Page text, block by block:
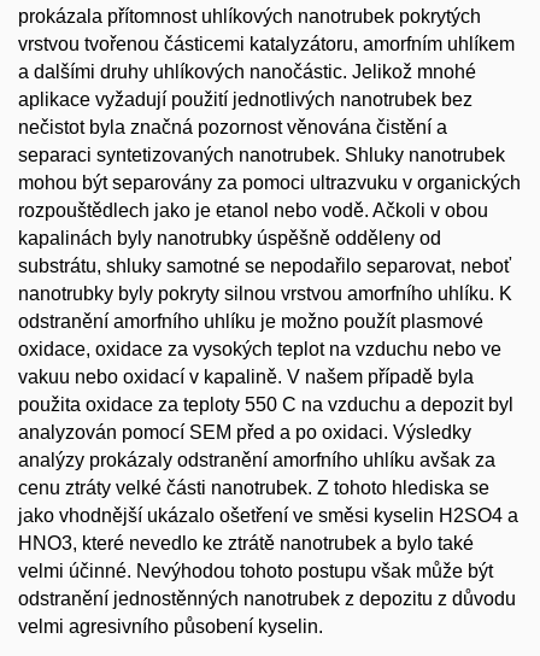
prokázala přítomnost uhlíkových nanotrubek pokrytých
vrstvou tvořenou částicemi katalyzátoru, amorfním uhlíkem
a dalšími druhy uhlíkových nanočástic. Jelikož mnohé
aplikace vyžadují použití jednotlivých nanotrubek bez
nečistot byla značná pozornost věnována čistění a
separaci syntetizovaných nanotrubek. Shluky nanotrubek
mohou být separovány za pomoci ultrazvuku v organických
rozpouštědlech jako je etanol nebo vodě. Ačkoli v obou
kapalinách byly nanotrubky úspěšně odděleny od
substrátu, shluky samotné se nepodařilo separovat, neboť
nanotrubky byly pokryty silnou vrstvou amorfního uhlíku. K
odstranění amorfního uhlíku je možno použít plasmové
oxidace, oxidace za vysokých teplot na vzduchu nebo ve
vakuu nebo oxidací v kapalině. V našem případě byla
použita oxidace za teploty 550 C na vzduchu a depozit byl
analyzován pomocí SEM před a po oxidaci. Výsledky
analýzy prokázaly odstranění amorfního uhlíku avšak za
cenu ztráty velké části nanotrubek. Z tohoto hlediska se
jako vhodnější ukázalo ošetření ve směsi kyselin H2SO4 a
HNO3, které nevedlo ke ztrátě nanotrubek a bylo také
velmi účinné. Nevýhodou tohoto postupu však může být
odstranění jednostěnných nanotrubek z depozitu z důvodu
velmi agresivního působení kyselin.